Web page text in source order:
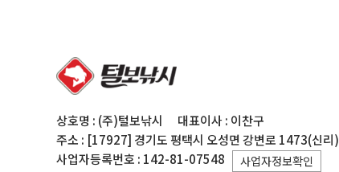
상호명 : (주)털보낚시
대표이사 : 이찬구
주소 : [17927] 경기도 평택시 오성면 강변로 1473(신리)
사업자등록번호 : 142-81-07548
사업자정보확인